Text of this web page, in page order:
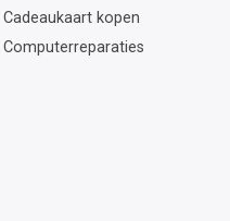
Cadeaukaart kopen
Computerreparaties